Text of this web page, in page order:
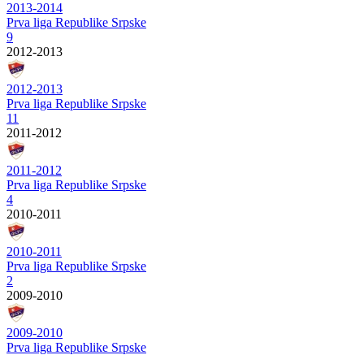
2013-2014
Prva liga Republike Srpske
9
2012-2013
2012-2013
Prva liga Republike Srpske
11
2011-2012
2011-2012
Prva liga Republike Srpske
4
2010-2011
2010-2011
Prva liga Republike Srpske
2
2009-2010
2009-2010
Prva liga Republike Srpske